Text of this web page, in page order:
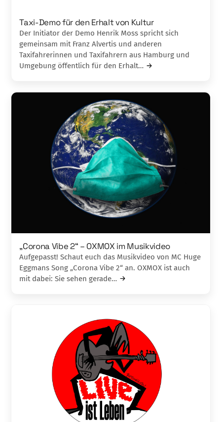
Taxi-Demo für den Erhalt von Kultur
Der Initiator der Demo Henrik Moss spricht sich
gemeinsam mit Franz Alvertis und anderen
Taxifahrerinnen und Taxifahrern aus Hamburg und
Umgebung öffentlich für den Erhalt…
„Corona Vibe 2“ – OXMOX im Musikvideo
Aufgepasst! Schaut euch das Musikvideo von MC Huge
Eggmans Song „Corona Vibe 2“ an. OXMOX ist auch
mit dabei: Sie sehen gerade…